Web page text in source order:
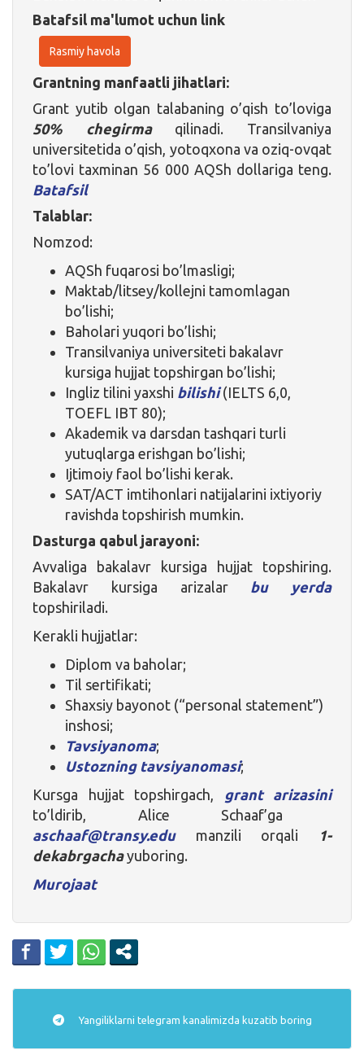
Batafsil ma'lumot uchun link
Rasmiy havola
Grantning manfaatli jihatlari:
Grant yutib olgan talabaning o’qish to’loviga
50% chegirma qilinadi. Transilvaniya
universitetida o’qish, yotoqxona va oziq-ovqat
to’lovi taxminan 56 000 AQSh dollariga teng.
Batafsil
Talablar:
Nomzod:
AQSh fuqarosi bo’lmasligi;
Maktab/litsey/kollejni tamomlagan
bo’lishi;
Baholari yuqori bo’lishi;
Transilvaniya universiteti bakalavr
kursiga hujjat topshirgan bo’lishi;
Ingliz tilini yaxshi bilishi(IELTS 6,0,
TOEFL IBT 80);
Akademik va darsdan tashqari turli
yutuqlarga erishgan bo’lishi;
Ijtimoiy faol bo’lishi kerak.
SAT/ACT imtihonlari natijalarini ixtiyoriy
ravishda topshirish mumkin.
Dasturga qabul jarayoni:
Avvaliga bakalavr kursiga hujjat topshiring.
Bakalavr kursiga arizalar bu yerda
topshiriladi.
Kerakli hujjatlar:
Diplom va baholar;
Til sertifikati;
Shaxsiy bayonot (“personal statement”)
inshosi;
Tavsiyanoma;
Ustozning tavsiyanomasi;
Kursga hujjat topshirgach, grant arizasini
to’ldirib, Alice Schaaf’ga
aschaaf@transy.edumanzili orqali
1-
dekabrgachayuboring.
Murojaat
Yangiliklarni telegram kanalimizda kuzatib boring